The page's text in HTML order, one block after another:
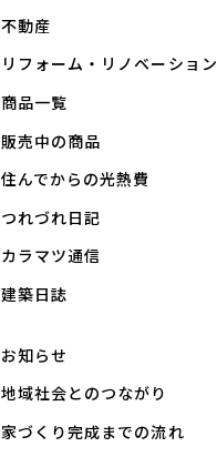
不動産
リフォーム・リノベーション
商品一覧
販売中の商品
住んでからの光熱費
つれづれ日記
カラマツ通信
建築日誌
お知らせ
地域社会とのつながり
家づくり完成までの流れ